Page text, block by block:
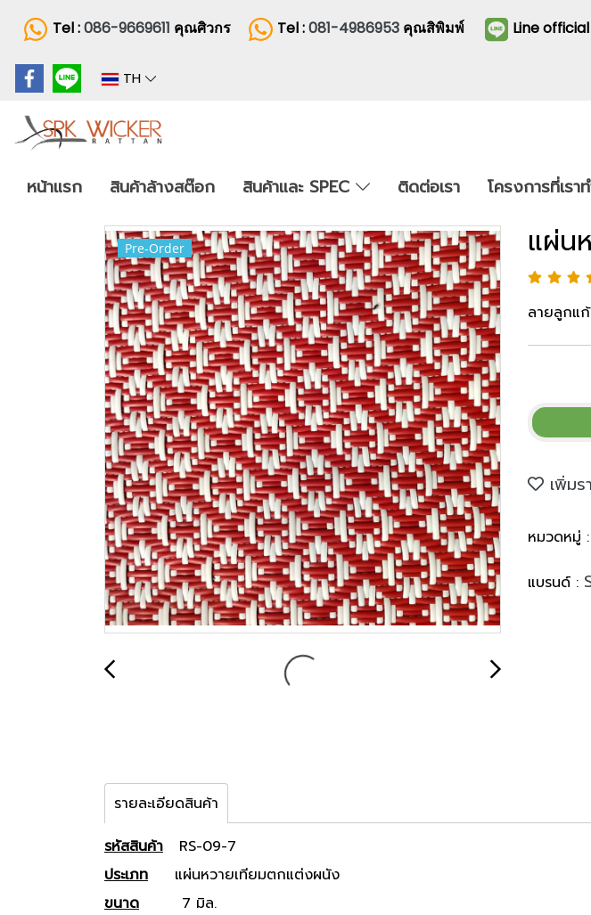
Tel :086-9669611 คุณศิวกร Tel :081-4986953 คุณสิพิมพ์ Line official
TH
หน้าแรก สินค้าล้างสต๊อก สินค้าและ SPEC ติดต่อเรา โครงการที่เรา
Pre-Order แผ่น
ลายลูกแ
เพิ่มร
หมวดหมู่ :
แบรนด์ :
รายละเอียดสินค้า
รหัสสินค้า RS-09-7
ประเภท แผ่นหวายเทียมตกแต่งผนัง
ขนาด 7 มิล.